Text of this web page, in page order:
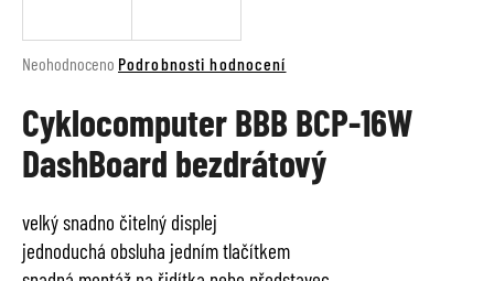
Průměrné
produktu
je
0,0
z
hvězdiček.
Neohodnoceno Podrobnosti hodnocení
Cyklocomputer BBB BCP-16W
DashBoard bezdrátový
velký snadno čitelný displej
jednoduchá obsluha jedním tlačítkem
j
t
?
HLEDAT